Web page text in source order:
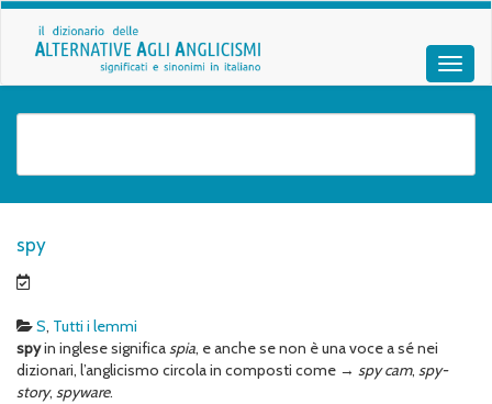
spy
S, Tutti i lemmi
spyin inglese significaspia, e anche se non è una voce a sé nei
dizionari, l’anglicismo circola in composti come → spy cam, spy-
story, spyware.